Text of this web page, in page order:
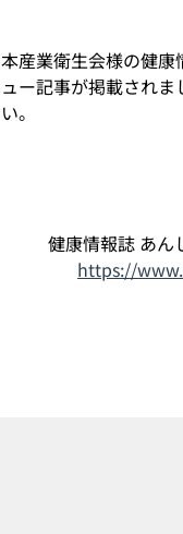
産業衛生会様の健
ー記事が掲載されま
。
健康情報誌 あん
https://